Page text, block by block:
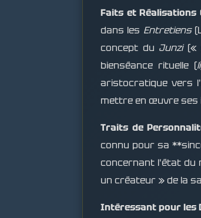
Faits et Réalisations
dans les Entretiens
concept du Junzi(«
bienséance rituelle (li
aristocratique vers
mettre en œuvre ses
Traits de
connu pour sa
concernant l'état du
un créateur » de la
Intéressant pour les